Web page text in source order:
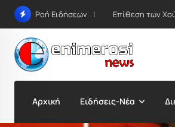
Skip
content
Ροή Ειδήσεων Επίθεση των
Αρχική Ειδήσεις-Νέα